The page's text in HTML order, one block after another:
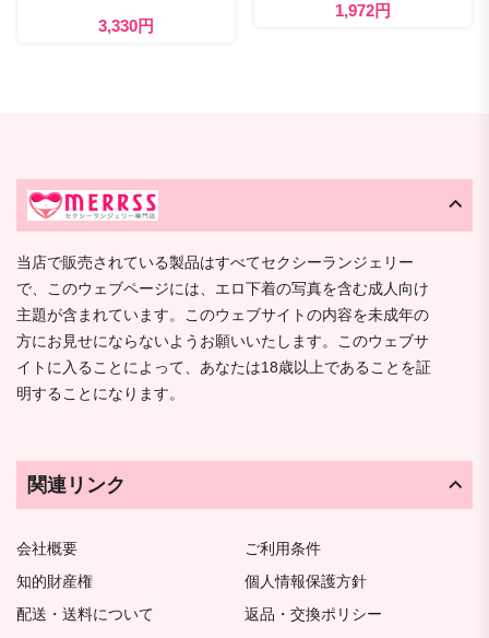
3,330円
1,972円
当店で販売されている製品はすべてセクシーランジェリー
で、このウェブページには、エロ下着の写真を含む成人向け
主題が含まれています。このウェブサイトの内容を未成年の
方にお見せにならないようお願いいたします。このウェブサ
イトに入ることによって、あなたは18歳以上であることを証
明することになります。
関連リンク
会社概要
ご利用条件
知的財産権
個人情報保護方針
配送・送料について
返品・交換ポリシー